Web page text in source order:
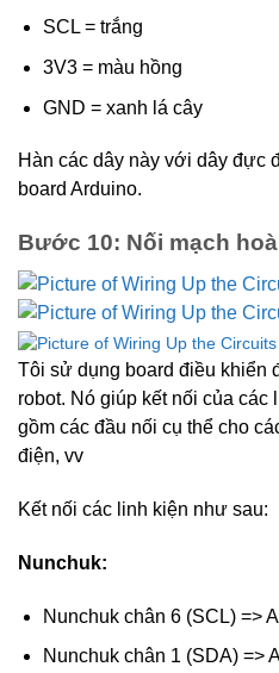
SCL = trắng
3V3 = màu hồng
GND = xanh lá cây
Hàn các dây này với dây đực
board Arduino.
Bước 10: Nối mạch
Tôi sử dụng board điều khiển
robot. Nó giúp kết nối của
gồm các đầu nối cụ thể cho
điện, vv
Kết nối các linh kiện như sau:
Nunchuk:
Nunchuk chân 6 (SCL) =>
Nunchuk chân 1 (SDA) =>